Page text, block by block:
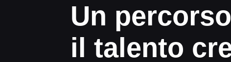
Un
il talento